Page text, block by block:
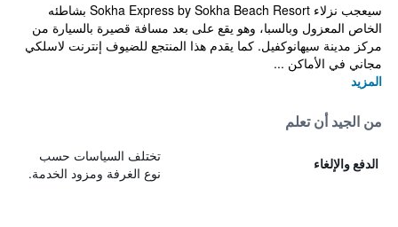
سيعجب نزلاء Sokha Express by Sokha Beach Resort بشاطئه
الخاص المعزول وبالسبا، وهو يقع على بعد مسافة قصيرة بالسيارة من
مركز مدينة سيهانوكفيل. كما يقدم هذا المنتجع للضيوف إنترنت لاسلكي
مجاني في الأماكن ...
المزيد
من الجيد أن تعلم
الدفع والإلغاء
تختلف السياسات حسب
نوع الغرفة ومزود الخدمة.